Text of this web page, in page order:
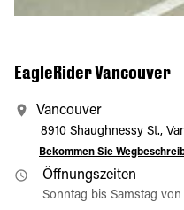
EagleRider Vancouver
Vancouver
8910 Shaughnessy St.,
Bekommen Sie
Öffnungszeiten
Sonntag bis Samstag